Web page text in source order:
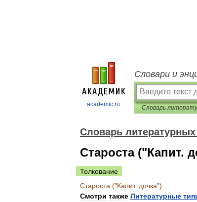
academic.ru
Словари и
Словарь
Староста ("Капит.
Толкование
Староста ("Капит. дочка")
Смотри также Литературные